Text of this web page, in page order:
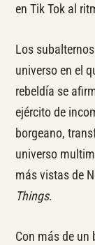
en Tik Tok al
Los
universo en el
rebeldía se
ejército de
borgeano,
universo
más vistas de
Things.
Con más de un